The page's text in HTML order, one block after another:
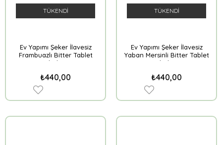
TÜKENDI
Ev Yapımı Şeker İlavesiz
Frambuazlı Bitter Tablet
Çikolata
₺440,00
TÜKENDI
Ev Yapımı Şeker İlavesiz
Yaban Mersinli Bitter Tablet
Çikolata
₺440,00